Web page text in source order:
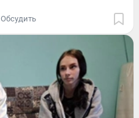
Обсудить